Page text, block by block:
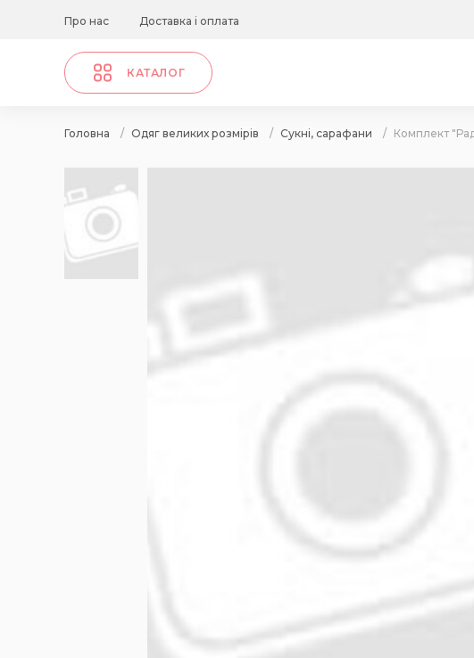
Про нас Доставка і оплата
КАТАЛОГ
Головна / Одяг великих розмірів / Сукні, сарафани / Комплект